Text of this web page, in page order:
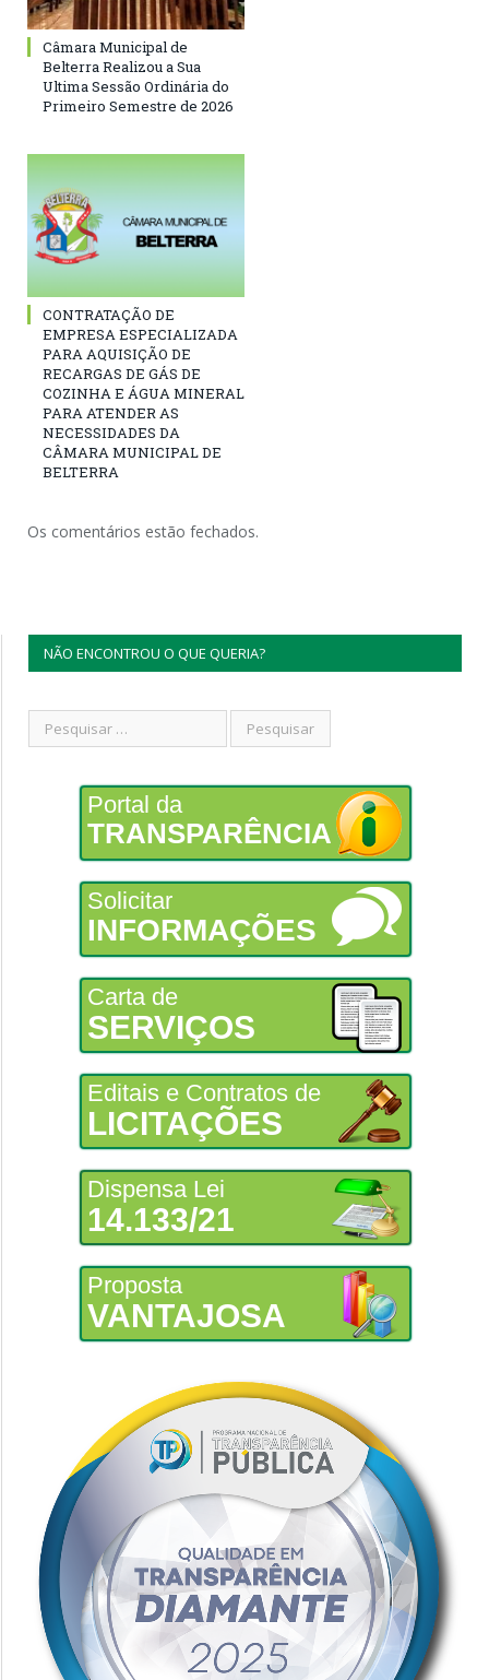
Câmara Municipal de
Belterra Realizou a Sua
Ultima Sessão Ordinária do
Primeiro Semestre de 2026
CONTRATAÇÃO DE
EMPRESA ESPECIALIZADA
PARA AQUISIÇÃO DE
RECARGAS DE GÁS DE
COZINHA E ÁGUA MINERAL
PARA ATENDER AS
NECESSIDADES DA
CÂMARA MUNICIPAL DE
BELTERRA
Os comentários estão fechados.
NÃO ENCONTROU O QUE QUERIA?
Portal da
TRANSPARÊNCIA
Solicitar
INFORMAÇÕES
Carta de
SERVIÇOS
Editais e Contratos de
LICITAÇÕES
Dispensa Lei
14.133/21
Proposta
VANTAJOSA